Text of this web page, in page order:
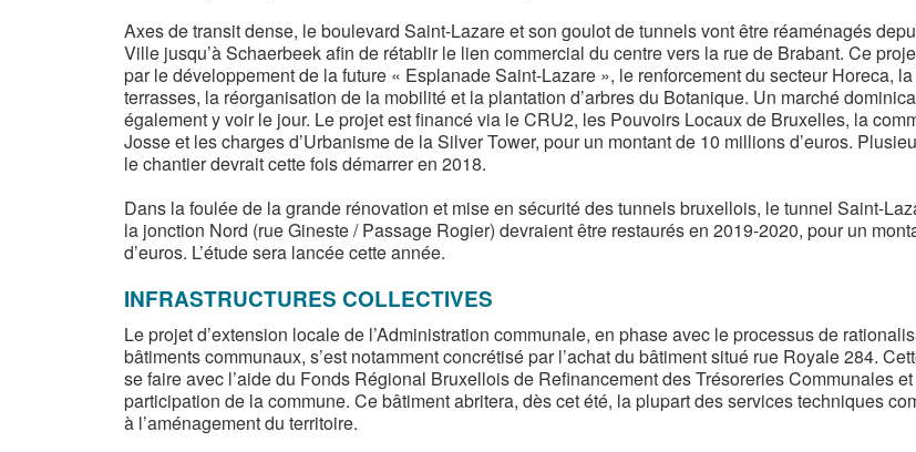
Axes de transit dense, le boulevard Saint-Lazare et son goulot de tunnels vont être réaménagés
Ville jusqu’à Schaerbeek afin de rétablir le lien commercial du centre vers la rue de Brabant. Ce
par le développement de la future « Esplanade Saint-Lazare », le renforcement du secteur Horeca,
terrasses, la réorganisation de la mobilité et la plantation d’arbres du Botanique. Un marché
également y voir le jour. Le projet est financé via le CRU2, les Pouvoirs Locaux de Bruxelles, la
Josse et les charges d’Urbanisme de la Silver Tower, pour un montant de 10 millions d’euros.
le chantier devrait cette fois démarrer en 2018.
Dans la foulée de la grande rénovation et mise en sécurité des tunnels bruxellois, le tunnel Saint-
la jonction Nord (rue Gineste / Passage Rogier) devraient être restaurés en 2019-2020, pour un
d’euros. L’étude sera lancée cette année.
INFRASTRUCTURES COLLECTIVES
Le projet d’extension locale de l’Administration communale, en phase avec le processus de
bâtiments communaux, s’est notamment concrétisé par l’achat du bâtiment situé rue Royale 284.
se faire avec l’aide du Fonds Régional Bruxellois de Refinancement des Trésoreries Communales
participation de la commune. Ce bâtiment abritera, dès cet été, la plupart des services techniques
à l’aménagement du territoire.